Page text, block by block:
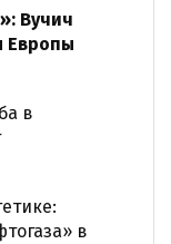
Вучич
Европы
в
в